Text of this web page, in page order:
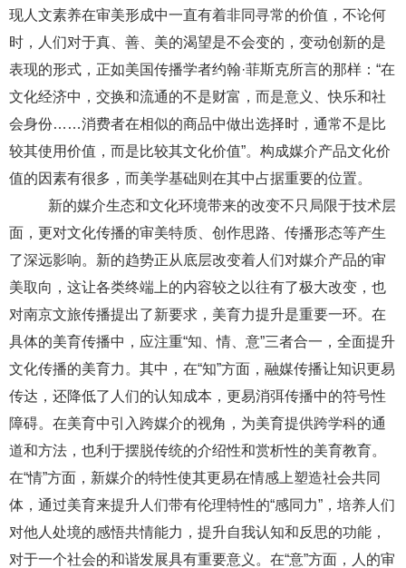
现人文素养在审美形成中一直有着非同寻常的价值，不论何
时，人们对于真、善、美的渴望是不会变的，变动创新的是
表现的形式，正如美国传播学者约翰·菲斯克所言的那样：“在
文化经济中，交换和流通的不是财富，而是意义、快乐和社
会身份……消费者在相似的商品中做出选择时，通常不是比
较其使用价值，而是比较其文化价值”。构成媒介产品文化价
值的因素有很多，而美学基础则在其中占据重要的位置。
新的媒介生态和文化环境带来的改变不只局限于技术层
面，更对文化传播的审美特质、创作思路、传播形态等产生
了深远影响。新的趋势正从底层改变着人们对媒介产品的审
美取向，这让各类终端上的内容较之以往有了极大改变，也
对南京文旅传播提出了新要求，美育力提升是重要一环。在
具体的美育传播中，应注重“知、情、意”三者合一，全面提升
文化传播的美育力。其中，在“知”方面，融媒传播让知识更易
传达，还降低了人们的认知成本，更易消弭传播中的符号性
障碍。在美育中引入跨媒介的视角，为美育提供跨学科的通
道和方法，也利于摆脱传统的介绍性和赏析性的美育教育。
在“情”方面，新媒介的特性使其更易在情感上塑造社会共同
体，通过美育来提升人们带有伦理特性的“感同力”，培养人们
对他人处境的感悟共情能力，提升自我认知和反思的功能，
对于一个社会的和谐发展具有重要意义。在“意”方面，人的审